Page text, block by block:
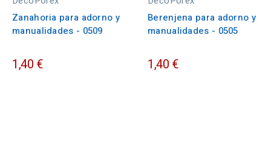
Zanahoria para adorno y
manualidades - 0509
1,40 €
Berenjena para adorno y
manualidades - 0505
1,40 €